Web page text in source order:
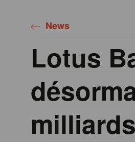
News
Lotus